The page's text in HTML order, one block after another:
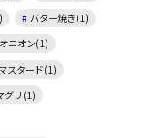
バター焼き(1)
ニオン(1)
スタード(1)
グリ(1)